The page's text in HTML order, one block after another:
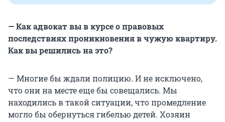
— Как адвокат вы в курсе о правовых
последствиях проникновения в чужую квартиру.
Как вы решились на это?
— Многие бы ждали полицию. И не исключено,
что они на месте еще бы совещались. Мы
находились в такой ситуации, что промедление
могло бы обернуться гибелью детей. Хозяин